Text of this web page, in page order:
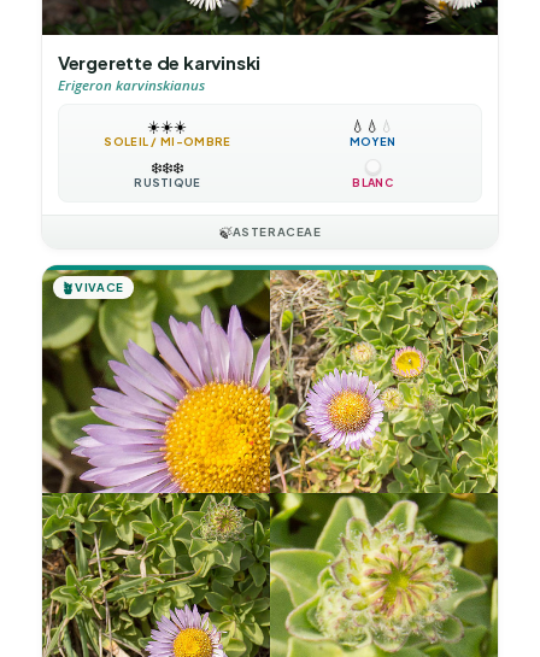
Vergerette de karvinski
Erigeron karvinskianus
☀️☀️☀️
SOLEIL / MI-OMBRE
💧 💧 💧
MOYEN
❄️❄️❄️
RUSTIQUE BLANC
🍃ASTERACEAE
🪴VIVACE